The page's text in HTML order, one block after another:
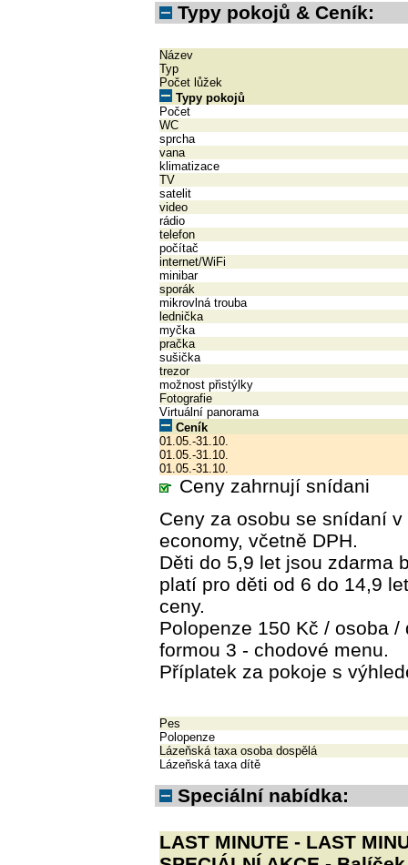
Typy pokojů & Ceník:
Název
Typ
Počet lůžek
Typy pokojů
Počet
WC
sprcha
vana
klimatizace
TV
satelit
video
rádio
telefon
počítač
internet/WiFi
minibar
sporák
mikrovlná trouba
lednička
myčka
pračka
sušička
trezor
možnost přistýlky
Fotografie
Virtuální panorama
Ceník
01.05.-31.10.
01.05.-31.10.
01.05.-31.10.
Ceny zahrnují snídani
Ceny za osobu se snídaní
economy, včetně DPH.
Děti do 5,9 let jsou zdarma
platí pro děti od 6 do 14,9
ceny.
Polopenze 150 Kč / osoba
formou 3 - chodové menu.
Příplatek za pokoje s
Pes
Polopenze
Lázeňská taxa osoba dospělá
Lázeňská taxa dítě
Speciální nabídka:
LAST MINUTE - LAST